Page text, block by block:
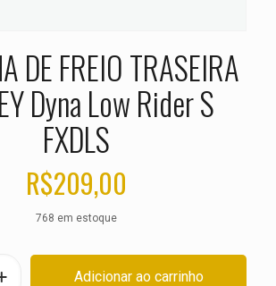
DE FREIO TRASEIRA
Dyna Low Rider S
FXDLS
R$209,00
768 em estoque
Adicionar ao carrinho